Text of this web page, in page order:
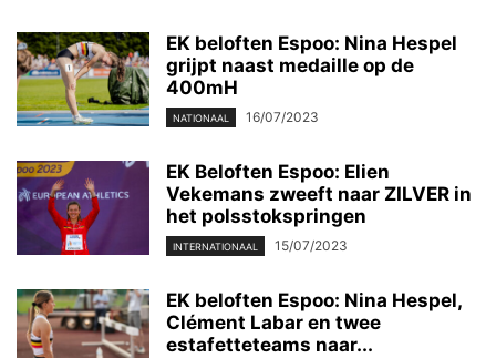
EK beloften Espoo: Nina Hespel
grijpt naast medaille op de
400mH
NATIONAAL 16/07/2023
EK Beloften Espoo: Elien
Vekemans zweeft naar ZILVER in
het polsstokspringen
INTERNATIONAAL 15/07/2023
EK beloften Espoo: Nina Hespel,
Clément Labar en twee
estafetteteams naar...